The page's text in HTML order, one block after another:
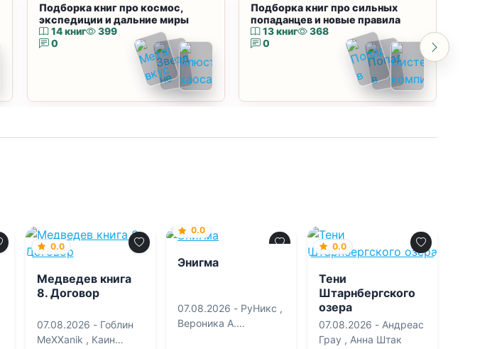
Подборка книг про космос,
экспедиции и дальние миры
14 книг
399
0
Подборка книг про сильных
попаданцев и новые правила
13 книг
368
0
0.0
Медведев книга
8. Договор
07.08.2026 - Гоблин
MeXXanik , Каин
0.0
Энигма
07.08.2026 - РуНикс ,
Вероника А.
0.0
Тени
Штарнбергского
озера
07.08.2026 - Андреас
Грау , Анна Штак